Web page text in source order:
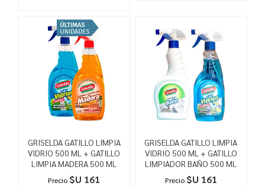
GRISELDA GATILLO LIMPIA
VIDRIO 500 ML + GATILLO
LIMPIA MADERA 500 ML
Precio $U 161
GRISELDA GATILLO LIMPIA
VIDRIO 500 ML + GATILLO
LIMPIADOR BAÑO 500 ML
Precio $U 161